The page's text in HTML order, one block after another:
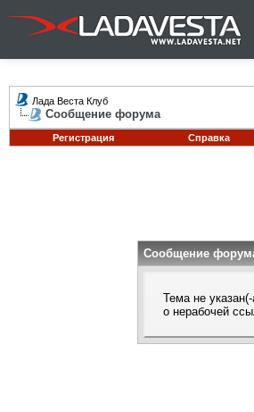
Лада Веста Клуб
Сообщение форума
Регистрация Справка
Сообщение
Тема не
о нерабочей